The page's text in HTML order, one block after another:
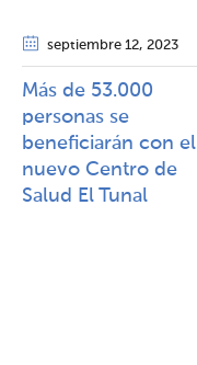
septiembre 12, 2023
Más de 53.000
personas se
beneficiarán con el
nuevo Centro de
Salud El Tunal